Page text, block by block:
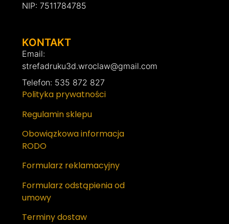
NIP: 7511784785
KONTAKT
Email:
strefadruku3d.wroclaw@gmail.com
Telefon: 535 872 827
Polityka prywatności
Regulamin sklepu
Obowiązkowa informacja
RODO
Formularz reklamacyjny
Formularz odstąpienia od
umowy
Terminy dostaw